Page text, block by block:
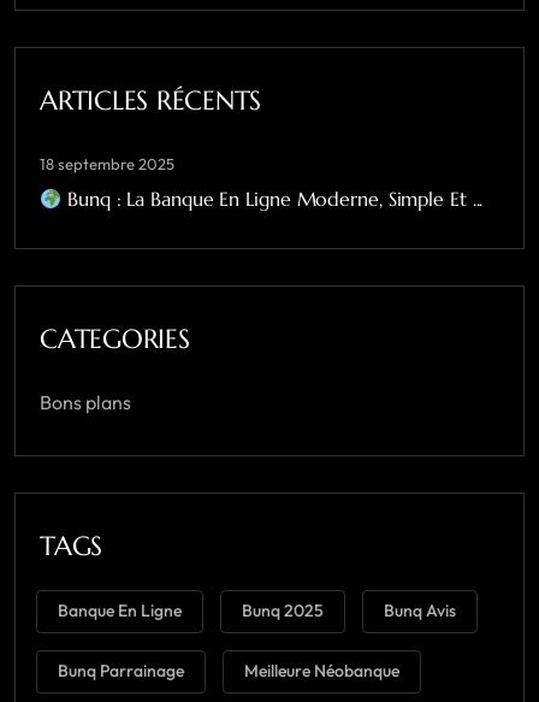
ARTICLES RÉCENTS
18 septembre 2025
Bunq : La Banque En Ligne Moderne, Simple Et ...
CATEGORIES
Bons plans
TAGS
Banque En Ligne Bunq 2025 Bunq Avis
Bunq Parrainage Meilleure Néobanque